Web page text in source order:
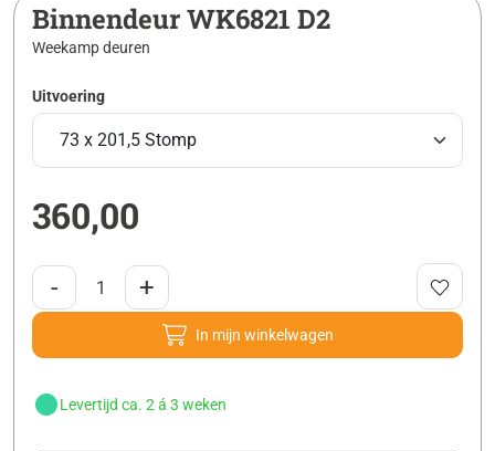
Binnendeur WK6821 D2
Weekamp deuren
Uitvoering
360,00
- +
In mijn winkelwagen
Levertijd ca. 2 á 3 weken